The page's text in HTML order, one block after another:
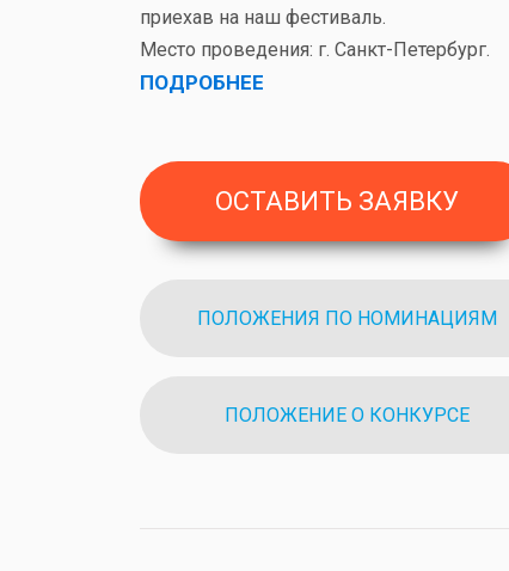
приехав на наш фестиваль.
Место проведения: г. Санкт-Петербург.
ПОДРОБНЕЕ
ОСТАВИТЬ ЗАЯВКУ
ПОЛОЖЕНИЯ ПО НОМИНАЦИЯМ
ПОЛОЖЕНИЕ О КОНКУРСЕ